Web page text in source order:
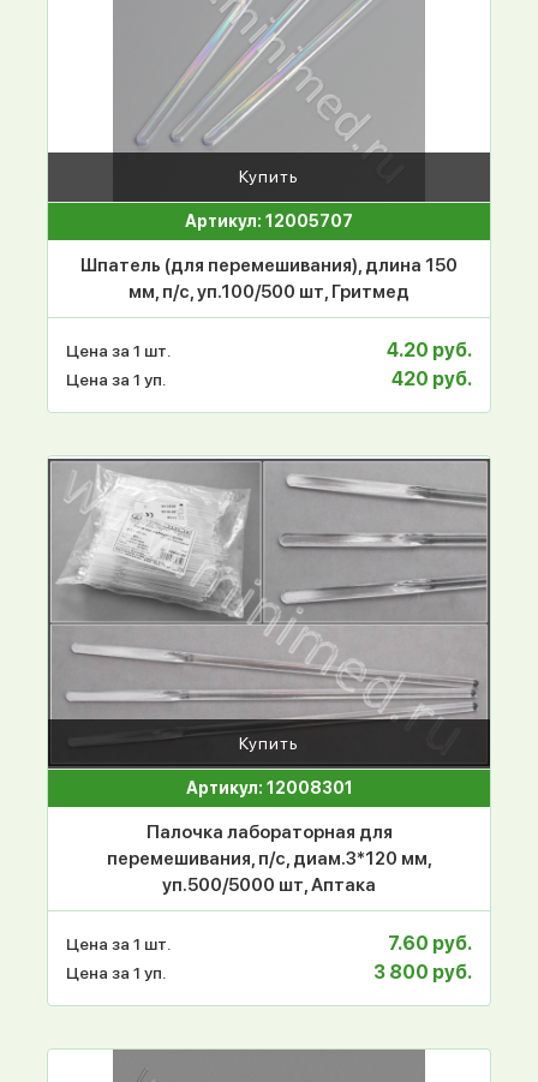
Купить
Артикул: 12005707
Шпатель (для перемешивания), длина 150
мм, п/с, уп.100/500 шт, Гритмед
Цена за 1 шт. 4.20 руб.
Цена за 1 уп. 420 руб.
Купить
Артикул: 12008301
Палочка лабораторная для
перемешивания, п/с, диам.3*120 мм,
уп.500/5000 шт, Аптака
Цена за 1 шт. 7.60 руб.
Цена за 1 уп. 3 800 руб.